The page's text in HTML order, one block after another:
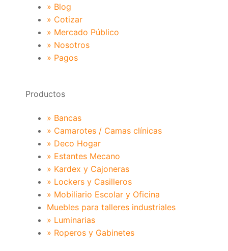
» Blog
» Cotizar
» Mercado Público
» Nosotros
» Pagos
Productos
» Bancas
» Camarotes / Camas clínicas
» Deco Hogar
» Estantes Mecano
» Kardex y Cajoneras
» Lockers y Casilleros
» Mobiliario Escolar y Oficina
Muebles para talleres industriales
» Luminarias
» Roperos y Gabinetes